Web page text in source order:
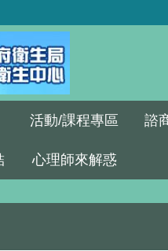
活動/課程專區 諮
心理師來解惑